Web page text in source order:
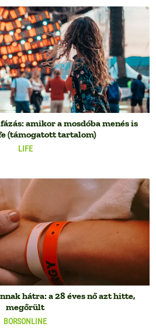
LIFE
amikor a mosdóba menés is
(támogatott tartalom)
BORSONLINE
hátra: a 28 éves nő azt hitte,
megőrült